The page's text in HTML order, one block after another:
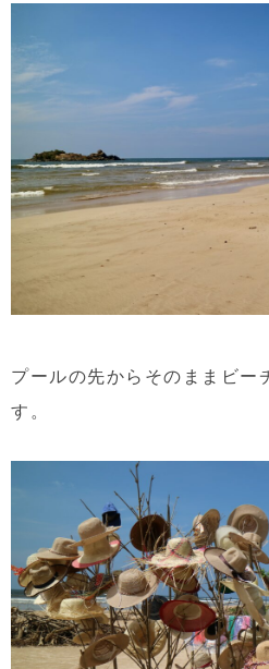
プールの先からそのままビー
す。